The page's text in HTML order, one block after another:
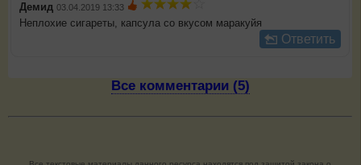
Демид 03.04.2019 13:33
Неплохие сигареты, капсула со вкусом маракуйя
Ответить
Все комментарии (5)